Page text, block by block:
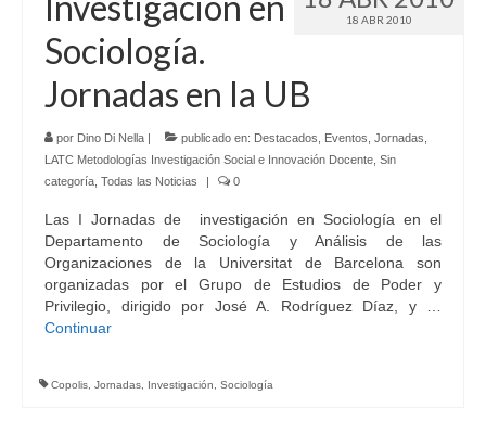
18 ABR 2010
Sociología.
Jornadas en la UB
por Dino Di Nella publicado en: Destacados Eventos Jornadas
LATC Metodologías Investigación Social e Innovación Docente Sin
categoría Todas las Noticias 0
Las I Jornadas de investigación en Sociología en el
Departamento de Sociología y Análisis de las
Organizaciones de la Universitat de Barcelona son
organizadas por el Grupo de Estudios de Poder y
Privilegio, dirigido por José A. Rodríguez Díaz, y …
Continuar
Copolis, Jornadas, Investigación, Sociología